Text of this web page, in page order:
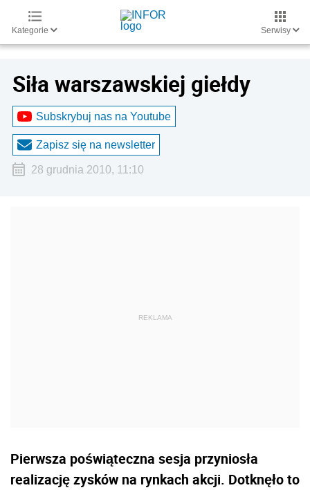
Kategorie Serwisy
Siła warszawskiej giełdy
Subskrybuj nas na Youtube
Zapisz się na newsletter
28 grudnia 2010, 11:10
Pierwsza poświąteczna sesja przyniosła
realizację zysków na rynkach akcji. Dotknęło to